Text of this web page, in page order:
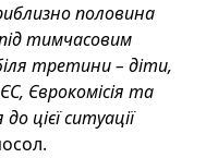
половина
тимчасовим
третини – діти,
Єврокомісія та
цієї ситуації